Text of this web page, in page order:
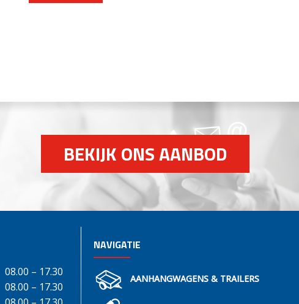
BEKIJK ONS AANBOD
08.00 – 17.30
08.00 – 17.30
NAVIGATIE
AANHANGWAGENS & TRAILERS